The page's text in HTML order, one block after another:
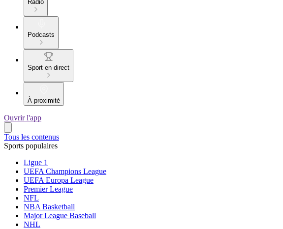
Radio
Podcasts
Sport en direct
À proximité
Ouvrir l'app
Tous les contenus
Sports populaires
Ligue 1
UEFA Champions League
UEFA Europa League
Premier League
NFL
NBA Basketball
Major League Baseball
NHL